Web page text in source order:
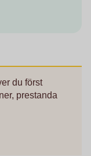
du först
prestanda